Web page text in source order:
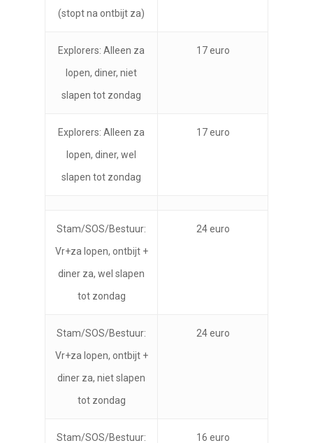
(stopt na ontbijt za)
Explorers: Alleen za
lopen, diner, niet
slapen tot zondag
17 euro
Explorers: Alleen za
lopen, diner, wel
slapen tot zondag
17 euro
Stam/SOS/Bestuur:
Vr+za lopen, ontbijt +
diner za, wel slapen
tot zondag
24 euro
Stam/SOS/Bestuur:
Vr+za lopen, ontbijt +
diner za, niet slapen
tot zondag
24 euro
Stam/SOS/Bestuur: 16 euro